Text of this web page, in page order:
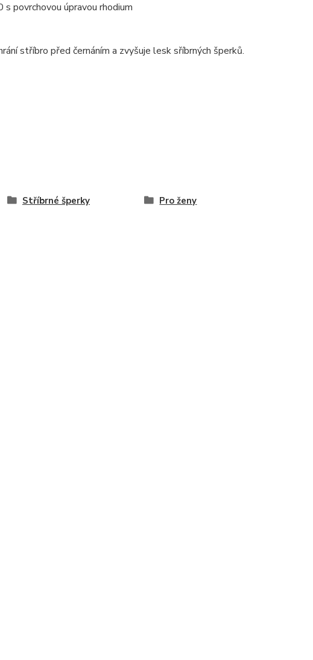
povrchovou úpravou rhodium
stříbro před černáním a zvyšuje lesk sříbrných šperků.
Stříbrné šperky
Pro ženy